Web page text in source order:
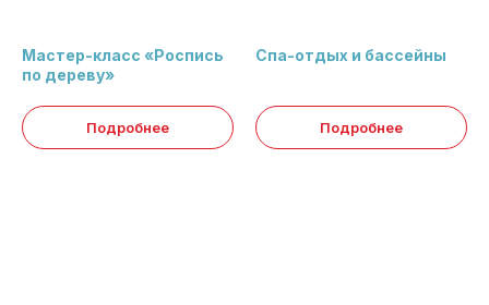
Мастер-класс «Роспись
по дереву»
Подробнее
Спа-отдых и бассейны
Подробнее